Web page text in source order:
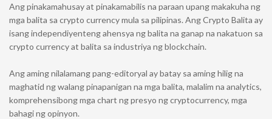
Ang pinakamahusay at pinakamabilis na paraan upang makakuha ng
mga balita sa crypto currency mula sa pilipinas. Ang Crypto Balita ay
isang independiyenteng ahensya ng balita na ganap na nakatuon sa
crypto currency at balita sa industriya ng blockchain.
Ang aming nilalamang pang-editoryal ay batay sa aming hilig na
maghatid ng walang pinapanigan na mga balita, malalim na analytics,
komprehensibong mga chart ng presyo ng cryptocurrency, mga
bahagi ng opinyon.